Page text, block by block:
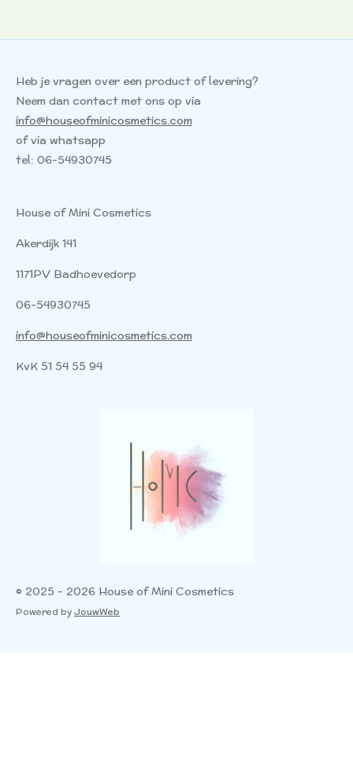
Heb je vragen over een product of levering?
Neem dan contact met ons op via
info@houseofminicosmetics.com
of via whatsapp
tel: 06-54930745
House of Mini Cosmetics
Akerdijk 141
1171PV Badhoevedorp
06-54930745
info@houseofminicosmetics.com
KvK 51 54 55 94
© 2025 - 2026 House of Mini Cosmetics
Powered byJouwWeb